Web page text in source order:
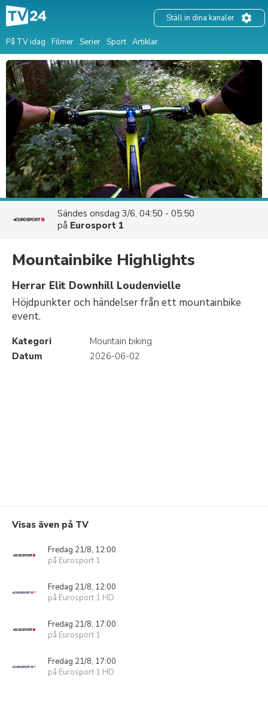
På TV idag Filmer Serier Sport Artiklar
Ställ in dina kanaler
Sändes onsdag 3/6, 04:50 - 05:50
på Eurosport 1
Mountainbike Highlights
Herrar Elit Downhill Loudenvielle
Höjdpunkter och händelser från ett mountainbike
event.
Kategori
Mountain biking
Datum
2026-06-02
Visas även på TV
Fredag 21/8, 12:00
på Eurosport 1
Fredag 21/8, 12:00
på Eurosport 1 HD
Fredag 21/8, 17:00
på Eurosport 1
Fredag 21/8, 17:00
på Eurosport 1 HD